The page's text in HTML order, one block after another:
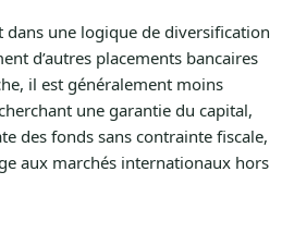
une logique de diversification
d’autres placements bancaires
il est généralement moins
une garantie du capital,
des fonds sans contrainte fiscale,
aux marchés internationaux hors